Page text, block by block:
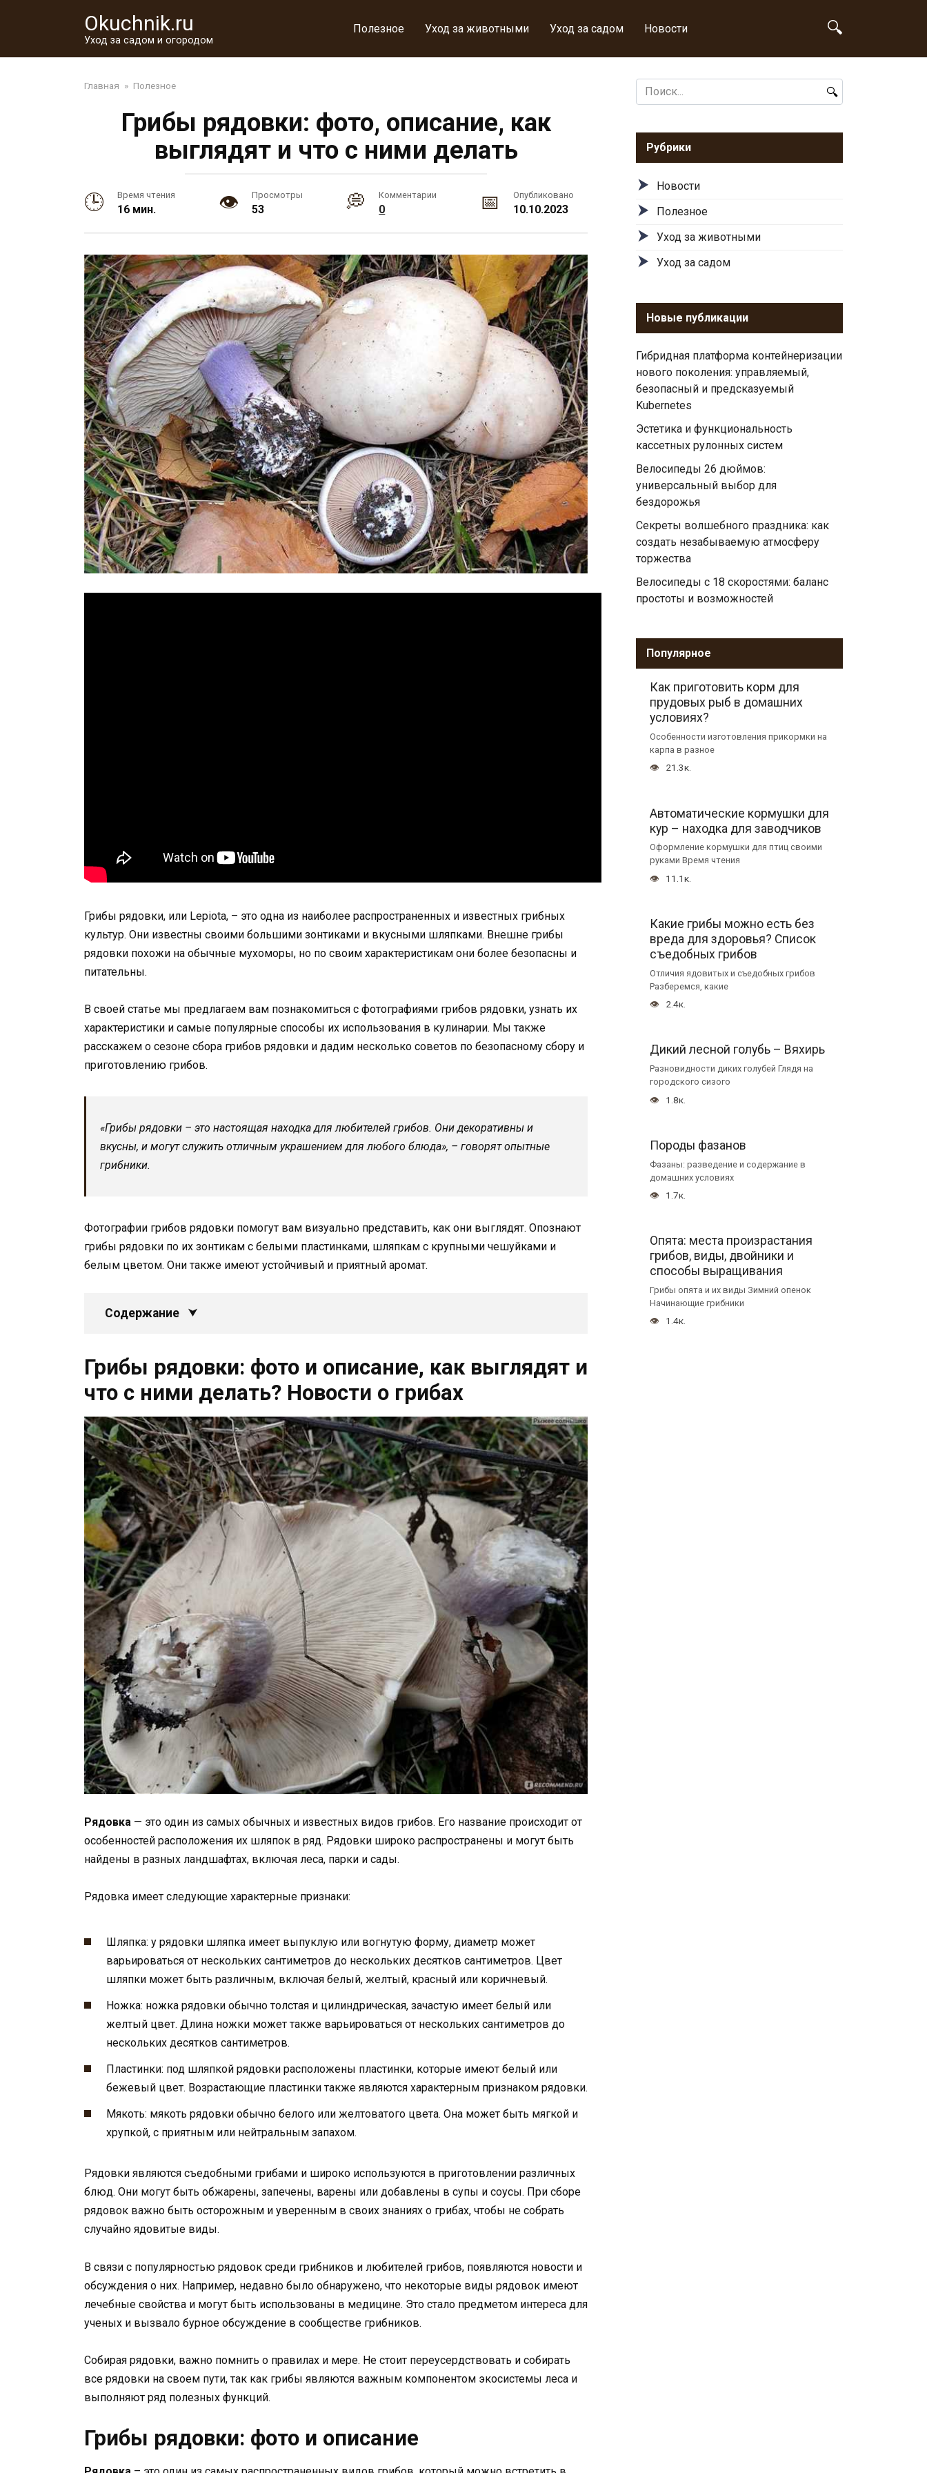
Okuchnik.ru
Уход за садом и огородом
Полезное Уход за животными Уход за садом Новости
Главная » Полезное
Грибы рядовки: фото, описание, как
выглядят и что с ними делать
Время чтения
16 мин.
Просмотры
53
Комментарии
0
Опубликовано
10.10.2023
Грибы рядовки, или Lepiota, – это одна из наиболее распространенных и известных грибных
культур. Они известны своими большими зонтиками и вкусными шляпками. Внешне грибы
рядовки похожи на обычные мухоморы, но по своим характеристикам они более безопасны и
питательны.
В своей статье мы предлагаем вам познакомиться с фотографиями грибов рядовки, узнать их
характеристики и самые популярные способы их использования в кулинарии. Мы также
расскажем о сезоне сбора грибов рядовки и дадим несколько советов по безопасному сбору и
приготовлению грибов.
«Грибы рядовки – это настоящая находка для любителей грибов. Они декоративны и
вкусны, и могут служить отличным украшением для любого блюда», – говорят опытные
грибники.
Фотографии грибов рядовки помогут вам визуально представить, как они выглядят. Опознают
грибы рядовки по их зонтикам с белыми пластинками, шляпкам с крупными чешуйками и
белым цветом. Они также имеют устойчивый и приятный аромат.
Содержание
Грибы рядовки: фото и описание, как выглядят и
что с ними делать? Новости о грибах
Рядовка — это один из самых обычных и известных видов грибов. Его название происходит от
особенностей расположения их шляпок в ряд. Рядовки широко распространены и могут быть
найдены в разных ландшафтах, включая леса, парки и сады.
Рядовка имеет следующие характерные признаки:
Шляпка: у рядовки шляпка имеет выпуклую или вогнутую форму, диаметр может
варьироваться от нескольких сантиметров до нескольких десятков сантиметров. Цвет
шляпки может быть различным, включая белый, желтый, красный или коричневый.
Ножка: ножка рядовки обычно толстая и цилиндрическая, зачастую имеет белый или
желтый цвет. Длина ножки может также варьироваться от нескольких сантиметров до
нескольких десятков сантиметров.
Пластинки: под шляпкой рядовки расположены пластинки, которые имеют белый или
бежевый цвет. Возрастающие пластинки также являются характерным признаком рядовки.
Мякоть: мякоть рядовки обычно белого или желтоватого цвета. Она может быть мягкой и
хрупкой, с приятным или нейтральным запахом.
Рядовки являются съедобными грибами и широко используются в приготовлении различных
блюд. Они могут быть обжарены, запечены, варены или добавлены в супы и соусы. При сборе
рядовок важно быть осторожным и уверенным в своих знаниях о грибах, чтобы не собрать
случайно ядовитые виды.
В связи с популярностью рядовок среди грибников и любителей грибов, появляются новости и
обсуждения о них. Например, недавно было обнаружено, что некоторые виды рядовок имеют
лечебные свойства и могут быть использованы в медицине. Это стало предметом интереса для
ученых и вызвало бурное обсуждение в сообществе грибников.
Собирая рядовки, важно помнить о правилах и мере. Не стоит переусердствовать и собирать
все рядовки на своем пути, так как грибы являются важным компонентом экосистемы леса и
выполняют ряд полезных функций.
Грибы рядовки: фото и описание
Search
for:
Рубрики
Новости
Полезное
Уход за животными
Уход за садом
Новые публикации
Гибридная платформа контейнеризации
нового поколения: управляемый,
безопасный и предсказуемый
Kubernetes
Эстетика и функциональность
кассетных рулонных систем
Велосипеды 26 дюймов:
универсальный выбор для
бездорожья
Секреты волшебного праздника: как
создать незабываемую атмосферу
торжества
Велосипеды с 18 скоростями: баланс
простоты и возможностей
Популярное
Как приготовить корм для
прудовых рыб в домашних
условиях?
Особенности изготовления прикормки на
карпа в разное
21.3к.
Автоматические кормушки для
кур – находка для заводчиков
Оформление кормушки для птиц своими
руками Время чтения
11.1к.
Какие грибы можно есть без
вреда для здоровья? Список
съедобных грибов
Отличия ядовитых и съедобных грибов
Разберемся, какие
2.4к.
Дикий лесной голубь – Вяхирь
Разновидности диких голубей Глядя на
городского сизого
1.8к.
Породы фазанов
Фазаны: разведение и содержание в
домашних условиях
1.7к.
Опята: места произрастания
грибов, виды, двойники и
способы выращивания
Грибы опята и их виды Зимний опенок
Начинающие грибники
1.4к.